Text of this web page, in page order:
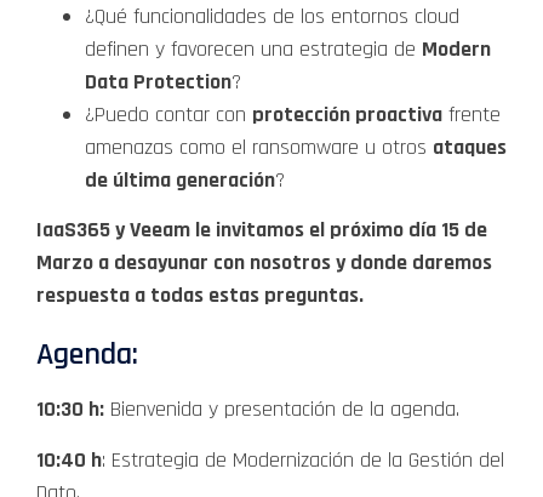
¿Qué funcionalidades de los entornos cloud
definen y favorecen una estrategia de Modern
Data Protection?
¿Puedo contar con protección proactiva frente
amenazas como el ransomware u otros ataques
de última generación?
IaaS365 y Veeam le invitamos el próximo día 15 de
Marzo a desayunar con nosotros y donde daremos
respuesta a todas estas preguntas.
Agenda:
10:30 h: Bienvenida y presentación de la agenda.
10:40 h: Estrategia de Modernización de la Gestión del